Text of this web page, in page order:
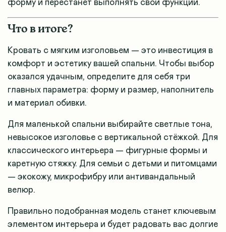
форму и перестанет выполнять свои функции.
Что в итоге?
Кровать с мягким изголовьем — это инвестиция в
комфорт и эстетику вашей спальни. Чтобы выбор
оказался удачным, определите для себя три
главных параметра: форму и размер, наполнитель
и материал обивки.
Для маленькой спальни выбирайте светлые тона,
невысокое изголовье с вертикальной стёжкой. Для
классического интерьера — фигурные формы и
каретную стяжку. Для семьи с детьми и питомцами
— экокожу, микрофибру или антивандальный
велюр.
Правильно подобранная модель станет ключевым
элементом интерьера и будет радовать вас долгие